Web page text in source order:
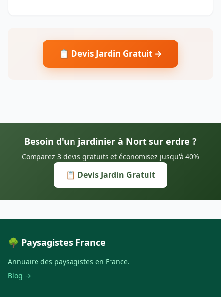
📋 Devis Jardin Gratuit →
Besoin d'un jardinier à Nort sur erdre ?
Comparez 3 devis gratuits et économisez jusqu'à 40%
📋 Devis Jardin Gratuit
🌳 Paysagistes France
Annuaire des paysagistes en France.
Blog →